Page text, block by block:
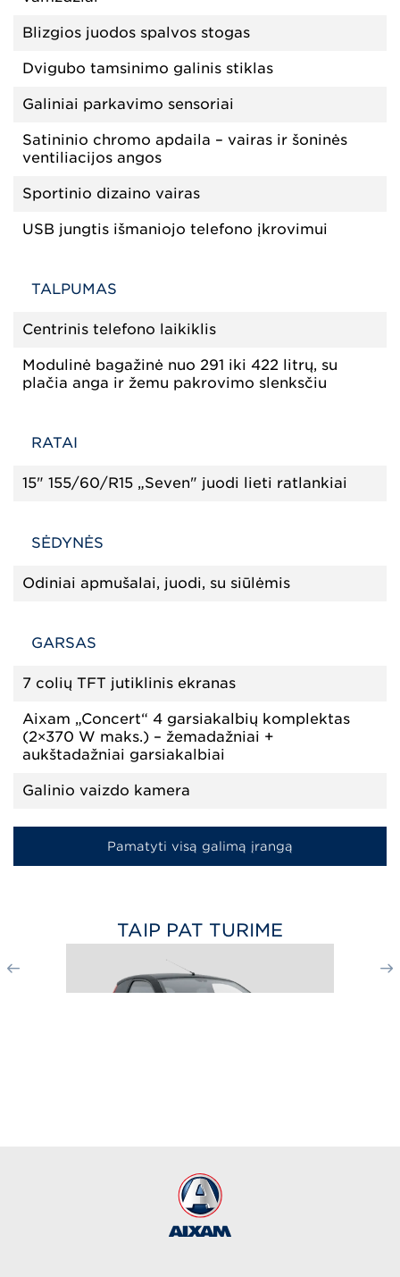
Blizgios juodos spalvos stogas
Dvigubo tamsinimo galinis stiklas
Galiniai parkavimo sensoriai
Satininio chromo apdaila – vairas ir šoninės
ventiliacijos angos
Sportinio dizaino vairas
USB jungtis išmaniojo telefono įkrovimui
TALPUMAS
Centrinis telefono laikiklis
Modulinė bagažinė nuo 291 iki 422 litrų, su
plačia anga ir žemu pakrovimo slenksčiu
RATAI
15" 155/60/R15 „Seven" juodi lieti ratlankiai
SĖDYNĖS
Odiniai apmušalai, juodi, su siūlėmis
GARSAS
7 colių TFT jutiklinis ekranas
Aixam „Concert“ 4 garsiakalbių komplektas
(2×370 W maks.) – žemadažniai +
aukštadažniai garsiakalbiai
Galinio vaizdo kamera
Pamatyti visą galimą įrangą
TAIP PAT TURIME